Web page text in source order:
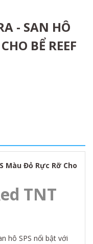
- SAN HÔ
BỂ REEF
Màu Đỏ Rực Rỡ Cho
TNT
hô SPS nổi bật với